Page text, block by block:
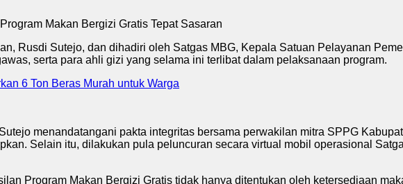
Rusdi Sutejo, dan dihadiri oleh Satgas MBG, Kepala Satuan Pelayanan
serta para ahli gizi yang selama ini terlibat dalam pelaksanaan program.
6 Ton Beras Murah untuk Warga
menandatangani pakta integritas bersama perwakilan mitra SPPG
Selain itu, dilakukan pula peluncuran secara virtual mobil operasional
Program Makan Bergizi Gratis tidak hanya ditentukan oleh ketersediaan